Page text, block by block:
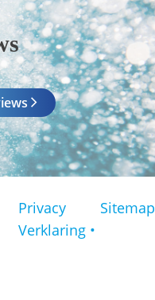
Privacy
Verklaring •
Sitemap